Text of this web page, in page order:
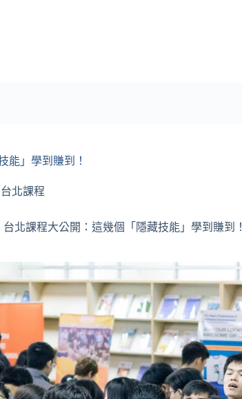
能」學到賺到！
台北課程
台北課程大公開：這幾個「隱藏技能」學到賺到！